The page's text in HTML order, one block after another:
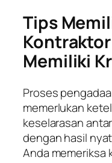
Tips
Memiliki
Proses
memerlukan
keselarasan
dengan hasil
Anda memeriksa